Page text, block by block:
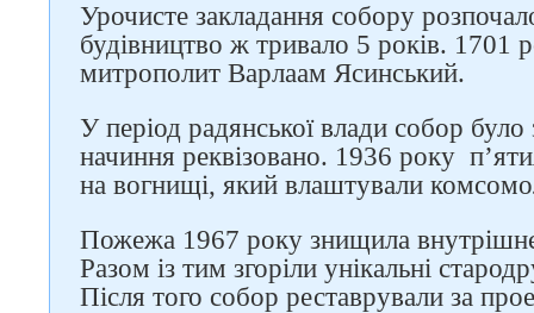
Урочисте закладання собору
будівництво ж тривало 5 років. 1701
митрополит Варлаам Ясинський.
У період радянської влади собор
начиння реквізовано. 1936 року
на вогнищі, який влаштували
Пожежа 1967 року знищила
Разом із тим згоріли унікальні
Після того собор реставрували за
Слідкуйте за нами в
соцмережах